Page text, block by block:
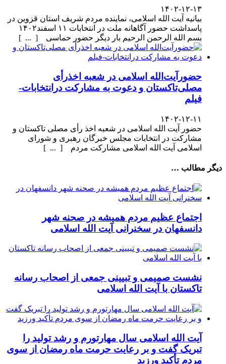
۱۴۰۲-۱۲-۱۳
بیانیه آیت الله اسلامی، نماینده مردم شریف استان قزوین در
پاسداشت حضور آگاهانه ملت در انتخابات ۱۱ اسفند۱۴۰۲
بسم الله الرحمن الرحیم بار دیگر حضور حماسی [ ... ]
حضورآیت‌الله اسلامی در شعبه اخذرأی
مصلی‌تاکستان و دعوت به مشارکت درانتخابات-
فیلم
۱۴۰۲-۱۲-۱۱
حضور آیت الله اسلامی در شعبه اخذ رأی مصلی تاکستان و
مشارکت در انتخابات مجلس خبرگان رهبری و شورای
اسلامی آیت الله اسلامی مشارکت مردم [ ... ]
دیگر مطالب …
اجتماع عظیم مردم همیشه در صحنه شهر
دانسفهان در سخنرانی آیت الله اسلامی
نشست صمیمی و تبیینی جمعی از اصحاب رسانه
تاکستان با آیت الله اسلامی
آیت الله اسلامی سال مهارتورم و رشد تولید را
تبریک گفت و بر رعایت حرمت ماه رمضان از سوی
مردم تأکید ورزید